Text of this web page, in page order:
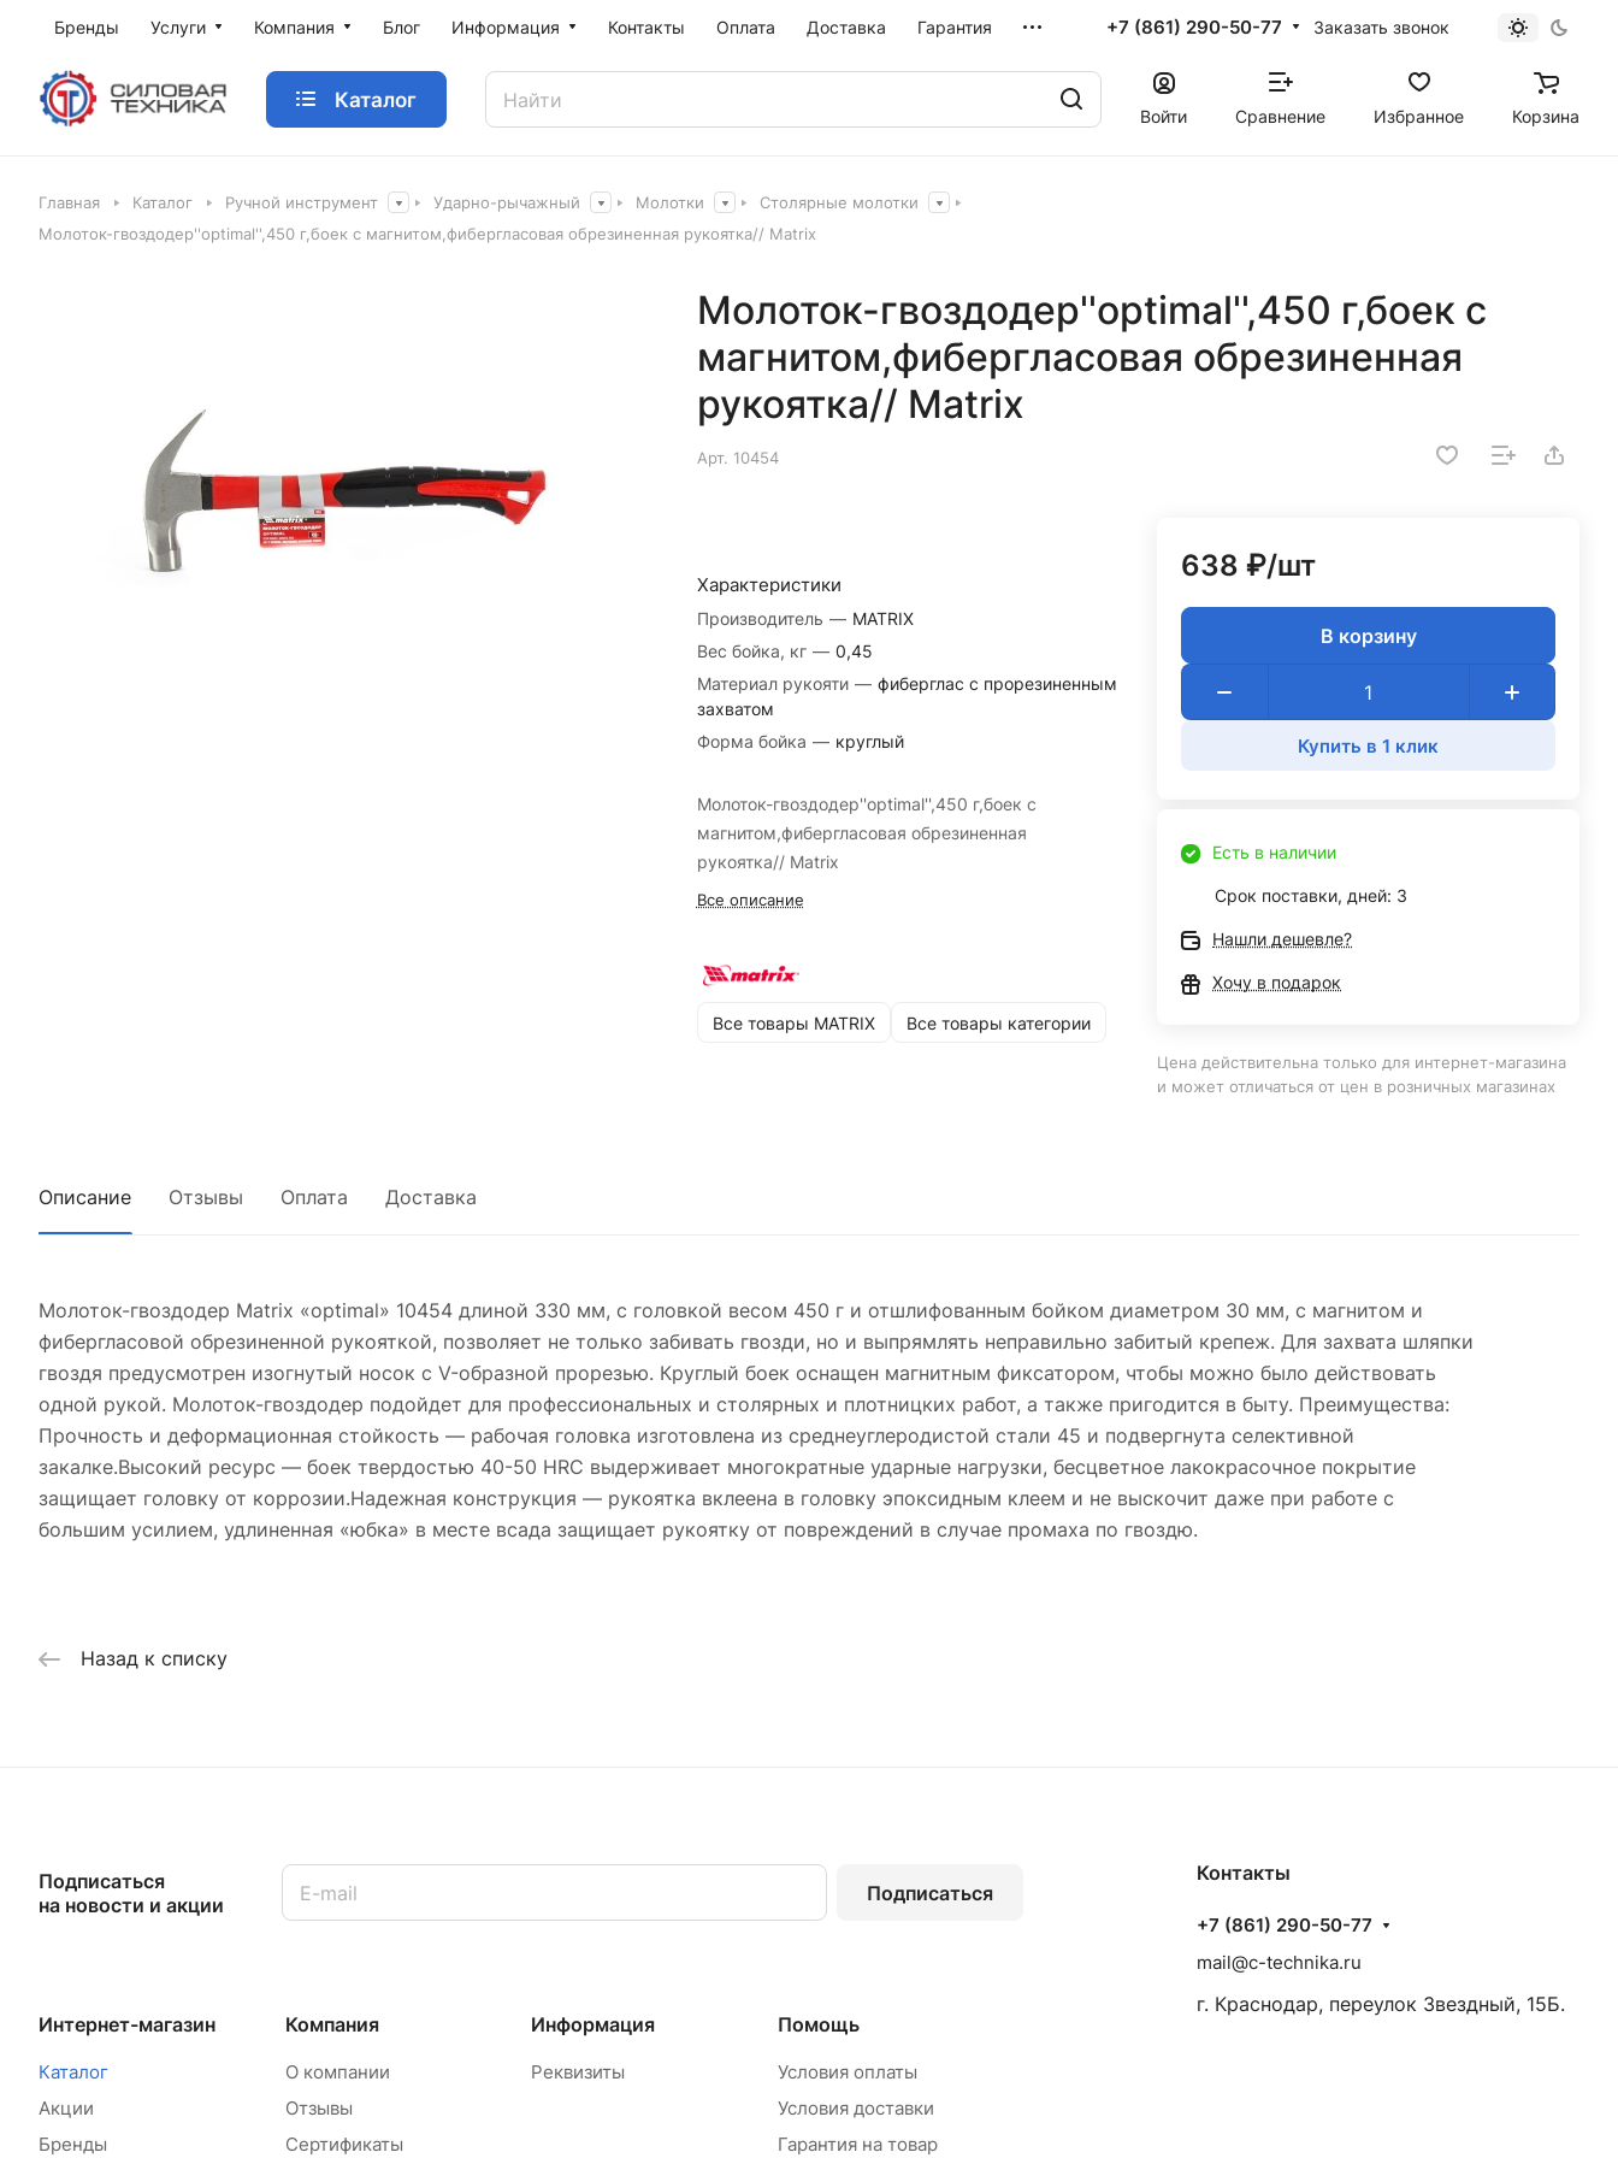
Бренды Услуги Компания Блог Информация Контакты Оплата Доставка Гарантия +7 (861) 290-50-77 Заказать звонок
Каталог
Войти Сравнение Избранное Корзина
Главная Каталог Ручной инструмент Ударно-рычажный Молотки
Столярные молотки
Молоток-гвоздодер''optimal'',450 г,боек c магнитом,фибергласовая обрезиненная рукоятка// Matrix
Молоток-гвоздодер''optimal'',450 г,боек c
магнитом,фибергласовая обрезиненная
рукоятка// Matrix
Арт. 10454
Характеристики
Производитель — MATRIX
Вес бойка, кг — 0,45
Материал рукояти — фиберглас с прорезиненным
захватом
Форма бойка — круглый
Молоток-гвоздодер''optimal'',450 г,боек c
магнитом,фибергласовая обрезиненная
рукоятка// Matrix
Все описание
Все товары MATRIX Все товары категории
638 ₽/шт
В корзину
Купить в 1 клик
Есть в наличии
Срок поставки, дней: 3
Нашли дешевле?
Хочу в подарок
Цена действительна только для интернет-магазина
и может отличаться от цен в розничных магазинах
Описание Отзывы Оплата Доставка
Молоток-гвоздодер Matrix «optimal» 10454 длиной 330 мм, с головкой весом 450 г и отшлифованным бойком диаметром 30 мм, с магнитом и
фибергласовой обрезиненной рукояткой, позволяет не только забивать гвозди, но и выпрямлять неправильно забитый крепеж. Для захвата шляпки
гвоздя предусмотрен изогнутый носок с V-образной прорезью. Круглый боек оснащен магнитным фиксатором, чтобы можно было действовать
одной рукой. Молоток-гвоздодер подойдет для профессиональных и столярных и плотницких работ, а также пригодится в быту. Преимущества:
Прочность и деформационная стойкость — рабочая головка изготовлена из среднеуглеродистой стали 45 и подвергнута селективной
закалке.Высокий ресурс — боек твердостью 40-50 HRC выдерживает многократные ударные нагрузки, бесцветное лакокрасочное покрытие
защищает головку от коррозии.Надежная конструкция — рукоятка вклеена в головку эпоксидным клеем и не выскочит даже при работе с
большим усилием, удлиненная «юбка» в месте всада защищает рукоятку от повреждений в случае промаха по гвоздю.
Назад к списку
Подписаться
на новости и акции
Подписаться
Интернет-магазин
Каталог
Акции
Бренды
Компания
О компании
Отзывы
Сертификаты
Информация
Реквизиты
Помощь
Условия оплаты
Условия доставки
Гарантия на товар
Контакты
+7 (861) 290-50-77
mail@c-technika.ru
г. Краснодар, переулок Звездный, 15Б.